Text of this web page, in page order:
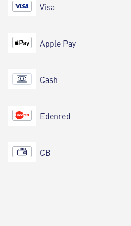
Visa
Apple Pay
Cash
Edenred
CB